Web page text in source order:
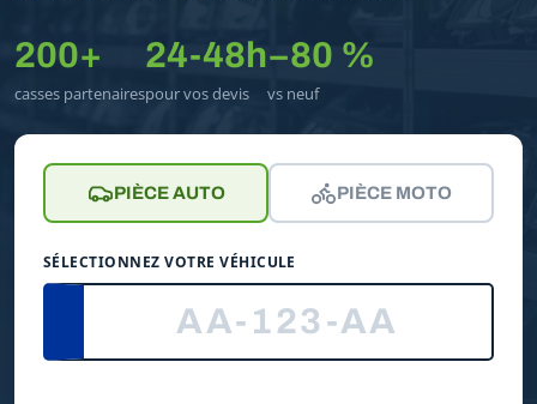
200+
casses partenaires
24-48h
pour vos devis
−80 %
vs neuf
PIÈCE AUTO PIÈCE MOTO
SÉLECTIONNEZ VOTRE VÉHICULE